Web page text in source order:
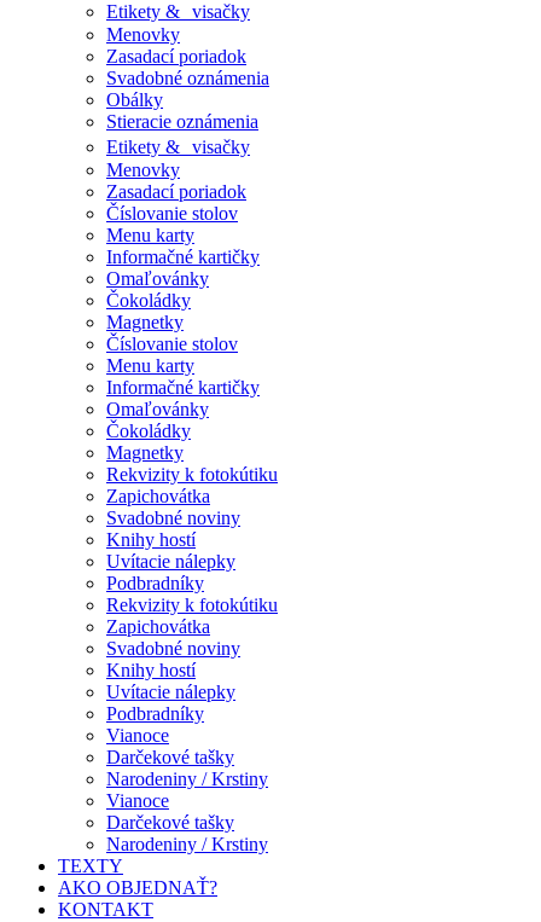
Etikety & visačky
Menovky
Zasadací poriadok
Svadobné oznámenia
Obálky
Stieracie oznámenia
Etikety & visačky
Menovky
Zasadací poriadok
Číslovanie stolov
Menu karty
Informačné kartičky
Omaľovánky
Čokoládky
Magnetky
Číslovanie stolov
Menu karty
Informačné kartičky
Omaľovánky
Čokoládky
Magnetky
Rekvizity k fotokútiku
Zapichovátka
Svadobné noviny
Knihy hostí
Uvítacie nálepky
Podbradníky
Rekvizity k fotokútiku
Zapichovátka
Svadobné noviny
Knihy hostí
Uvítacie nálepky
Podbradníky
Vianoce
Darčekové tašky
Narodeniny / Krstiny
Vianoce
Darčekové tašky
Narodeniny / Krstiny
TEXTY
AKO OBJEDNAŤ?
KONTAKT